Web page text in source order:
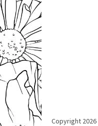
Copyright 2026